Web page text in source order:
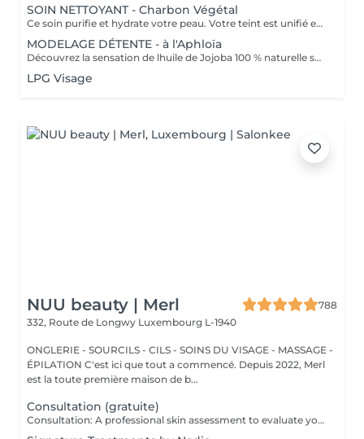
SOIN NETTOYANT - Charbon Végétal
Ce soin purifie et hydrate votre peau. Votre teint est unifié et lumineux, grâce à l' alliance du Charbon Végétal et de l'édulis
MODELAGE DÉTENTE - à l'Aphloïa
Découvrez la sensation de lhuile de Jojoba 100 % naturelle sur votre peau. Nourrie, votre peau retrouve tout son confort. Libéré de ses tensions grâce aux mains habiles de notre esthéticienne, votre visage est détendu. Bénéfices : Nourrie, votre peau retrouve tout son confort.
LPG Visage
NUU beauty | Merl
788
332, Route de Longwy Luxembourg L-1940
ONGLERIE - SOURCILS - CILS - SOINS DU VISAGE - MASSAGE -
ÉPILATION C'est ici que tout a commencé. Depuis 2022, Merl
est la toute première maison de b...
Consultation (gratuite)
Consultation: A professional skin assessment to evaluate your skin condition, discuss your concerns, and recommend the most suitable treatments and home care routine. Consultation&First Procedure: A professional skin assessment to evaluate your skin condition, discuss your concerns, and recommend the most suitable treatments and home care routine. Followed by a customised treatment designed to address your skin's immediate needs. The price will depend on the type of procedure.